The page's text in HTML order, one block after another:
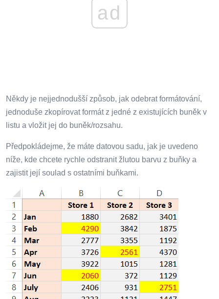
ad
Někdy je nejjednodušší způsob, jak odebrat formátování,
jednoduše zkopírovat formát z jedné z existujících buněk v
listu a vložit jej do buněk/rozsahu.
Předpokládejme, že máte datovou sadu, jak je uvedeno
níže, kde chcete rychle odstranit žlutou barvu z buňky a
zajistit její soulad s ostatními buňkami.